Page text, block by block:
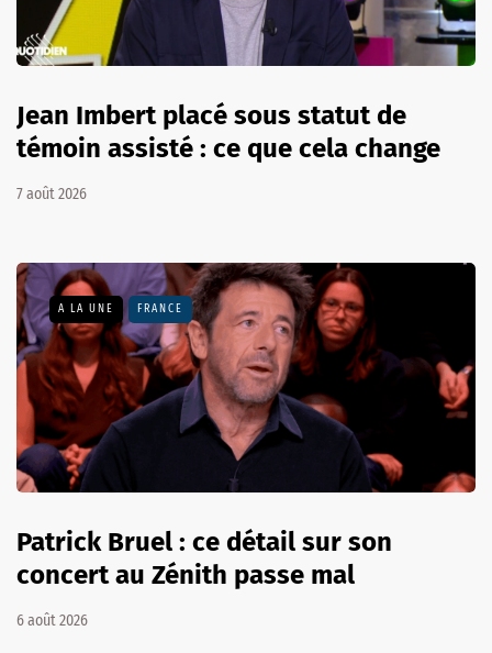
Jean Imbert placé sous statut de
témoin assisté : ce que cela change
7 août 2026
A LA UNE FRANCE
Patrick Bruel : ce détail sur son
concert au Zénith passe mal
6 août 2026